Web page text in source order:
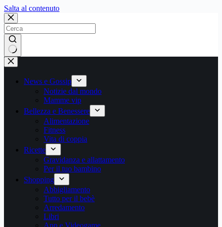
Salta al contenutoSalta
contenuto
Nessun
risultato
News e Gossip
Notizie dal mondo
Mamme vip
Bellezza e Benessere
Alimentazione
Fitness
Vita di coppia
Ricette
Gravidanza e allattamento
Per il tuo bambino
Shopping
Abbigliamento
Tutto per il bebè
Arredamento
Libri
App e Videogame